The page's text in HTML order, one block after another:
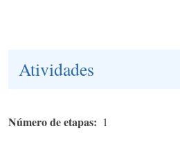
Atividades
Número de etapas 1